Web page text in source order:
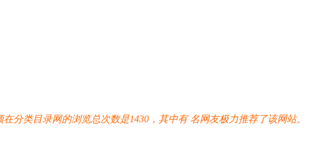
分类目录网的浏览总次数是1430，其中有名网友极力推荐了该网站。